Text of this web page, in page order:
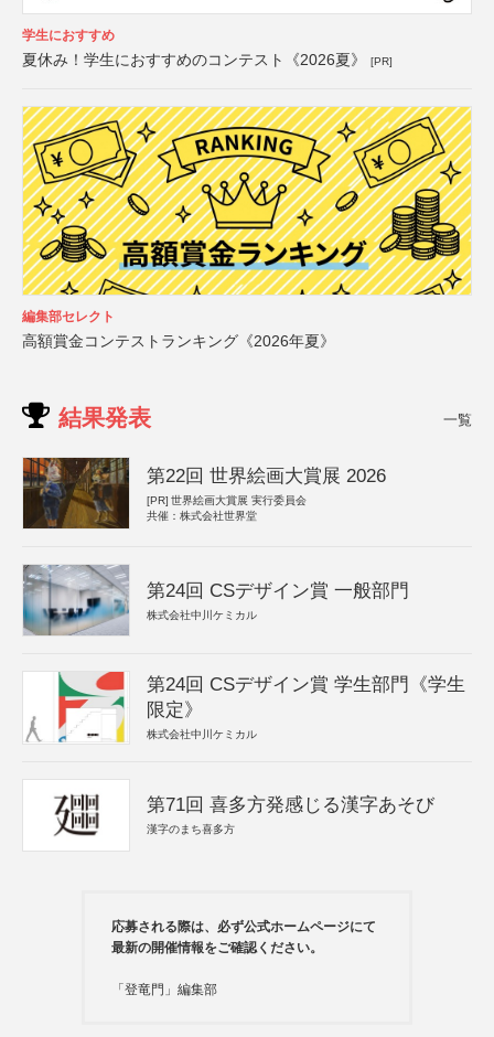
学生におすすめ
夏休み！学生におすすめのコンテスト《2026夏》 [PR]
編集部セレクト
高額賞金コンテストランキング《2026年夏》
結果発表 一覧
第22回 世界絵画大賞展 2026
[PR] 世界絵画大賞展 実行委員会
共催：株式会社世界堂
第24回 CSデザイン賞 一般部門
株式会社中川ケミカル
第24回 CSデザイン賞 学生部門《学生
限定》
株式会社中川ケミカル
第71回 喜多方発感じる漢字あそび
漢字のまち喜多方
応募される際は、必ず公式ホームページにて
最新の開催情報をご確認ください。
「登竜門」編集部